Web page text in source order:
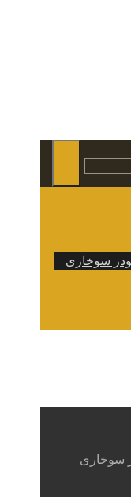
سوخاری
سوخاری